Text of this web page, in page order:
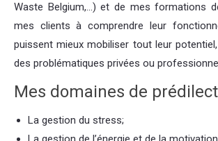
Waste Belgium,…) et de mes formations
mes clients à comprendre leur
puissent mieux mobiliser tout leur
des problématiques privées ou
Mes domaines de
La gestion du stress;